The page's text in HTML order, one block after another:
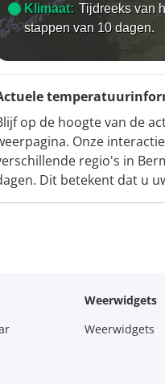
Klimaat: Tijdreeks van
stappen van 10 dagen.
op de hoogte van de
Onze
regio's in
Dit betekent dat u
Weerwidgets
Weerwidgets